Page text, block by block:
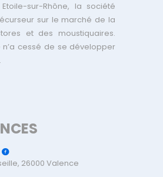
sur-Rhône, la société
sur le marché de la
et des moustiquaires.
n’a cessé de se développer
26000 Valence